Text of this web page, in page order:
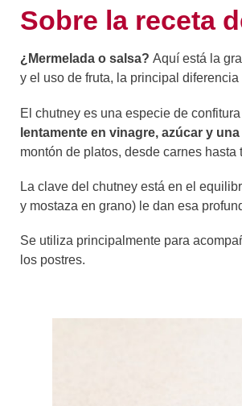
Sobre la receta
¿Mermelada o salsa? Aquí está la
y el uso de fruta, la principal
El chutney es una especie de
lentamente en vinagre, azúcar y
montón de platos, desde carnes hasta
La clave del chutney está en el
y mostaza en grano) le dan esa
Se utiliza principalmente para
los postres.